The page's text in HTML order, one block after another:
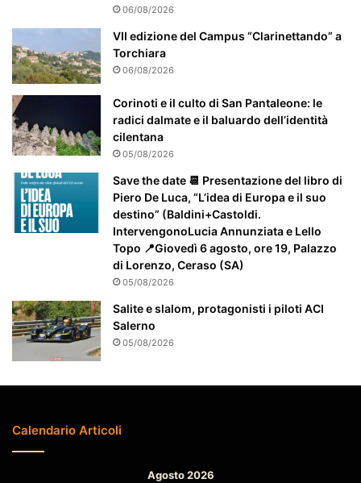
n
t
e
a
t
t
e
n
06/08/2026
VII edizione del Campus “Clarinettando” a
Torchiara
06/08/2026
Corinoti e il culto di San Pantaleone: le
radici dalmate e il baluardo dell’identità
cilentana
05/08/2026
Save the date 📆 Presentazione del libro di
Piero De Luca, “L’idea di Europa e il suo
destino” (Baldini+Castoldi.
IntervengonoLucia Annunziata e Lello
Topo 📍Giovedì 6 agosto, ore 19, Palazzo
di Lorenzo, Ceraso (SA)
05/08/2026
Salite e slalom, protagonisti i piloti ACI
Salerno
05/08/2026
Calendario Articoli
Agosto 2026